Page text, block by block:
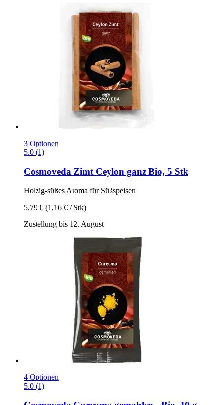
3 Optionen
5.0 (1)
Cosmoveda Zimt Ceylon ganz Bio, 5 Stk
Holzig-​süßes Aroma für Süßspeisen
5,79 € (1,16 € / Stk)
Zustellung bis 12. August
4 Optionen
5.0 (1)